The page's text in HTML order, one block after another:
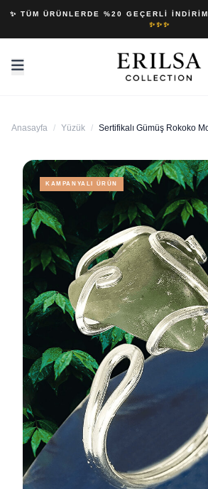
✨ TÜM ÜRÜNLERDE %20 GEÇERLI
✨✨✨
Anasayfa / Yüzük / Sertifikalı Gümüş Rokoko
KAMPANYALI ÜRÜN